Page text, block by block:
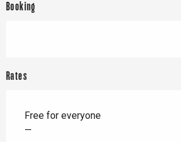
Booking
Rates
Free for everyone
—